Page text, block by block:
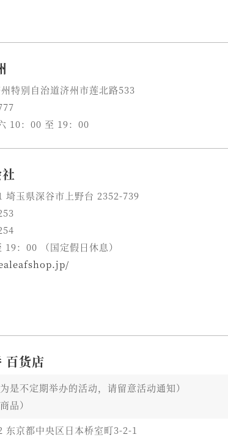
特别自治道济州市莲北路533
10：00 至 19：00
埼玉県深谷市上野台 2352-739
19：00 （国定假日休息）
百货店
是不定期举办的活动，请留意活动通知）
品）
东京都中央区日本桥室町3-2-1